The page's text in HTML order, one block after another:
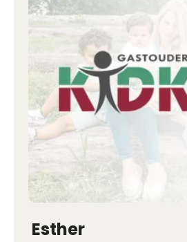
Esther